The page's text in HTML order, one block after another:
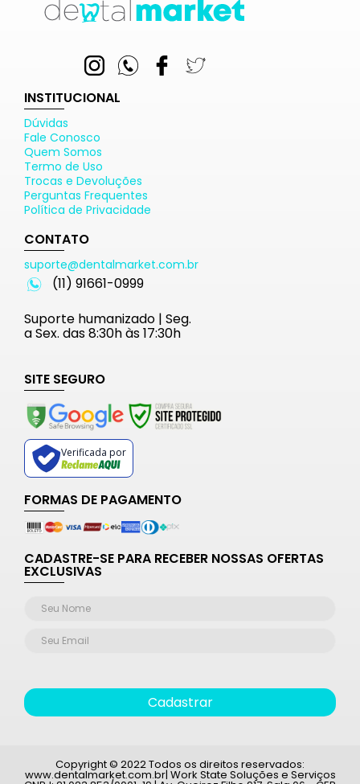
INSTITUCIONAL
Dúvidas
Fale Conosco
Quem Somos
Termo de Uso
Trocas e Devoluções
Perguntas Frequentes
Política de Privacidade
CONTATO
suporte@dentalmarket.com.br
(11) 91661-0999
Suporte humanizado | Seg.
a Sex. das 8:30h às 17:30h
SITE SEGURO
Verificada por
FORMAS DE PAGAMENTO
CADASTRE-SE PARA RECEBER NOSSAS OFERTAS
EXCLUSIVAS
Cadastrar
Copyright © 2022 Todos os direitos reservados:
www.dentalmarket.com.br| Work State Soluções e Serviços